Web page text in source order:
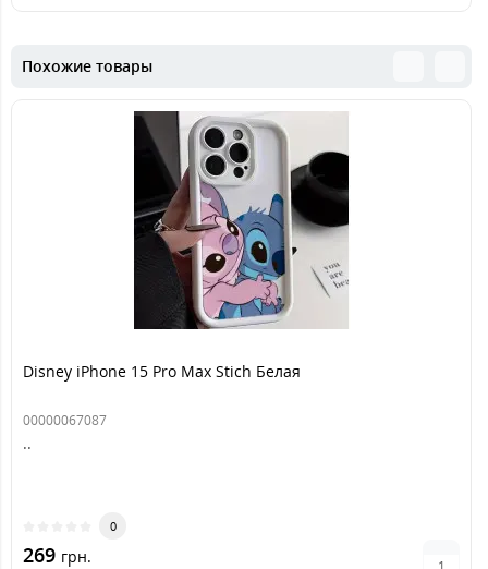
Похожие товары
Disney iPhone 15 Pro Max Stich Белая
00000067087
..
0
269 грн.